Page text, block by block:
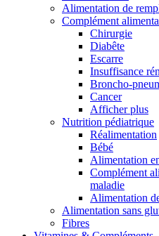
Alimentation de
Complément
Chirurgie
Diabête
Escarre
Insuffisance
Broncho-
Cancer
Afficher plus
Nutrition pédiatrique
Réalimentation
Bébé
Alimentation
Complément
maladie
Alimentation
Alimentation sans
Fibres